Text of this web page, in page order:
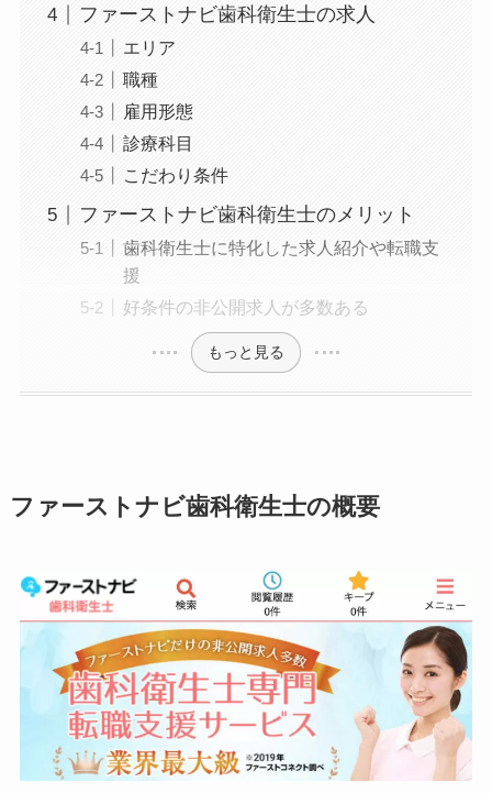
ファーストナビ歯科衛生士の求人
エリア
職種
雇用形態
診療科目
こだわり条件
ファーストナビ歯科衛生士のメリット
歯科衛生士に特化した求人紹介や転職支
援
好条件の非公開求人が多数ある
もっと見る
ファーストナビ歯科衛生士の概要